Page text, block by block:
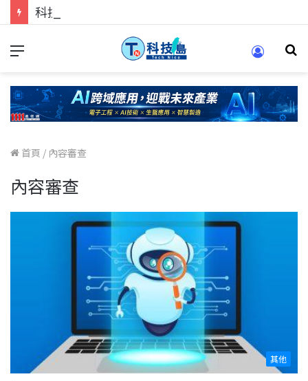
首頁 / 內容審查
內容審查
其他